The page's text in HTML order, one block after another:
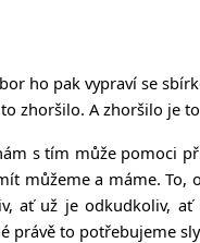
pak vypraví se
zhoršilo. A zhoršilo je
s tím může pomoci
a máme. To,
ať už je odkudkoliv,
právě to potřebujeme